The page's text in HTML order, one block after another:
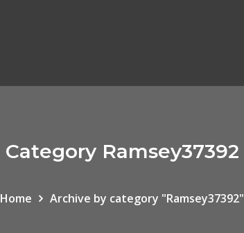
Category Ramsey37392
Home Archive by category "Ramsey37392"